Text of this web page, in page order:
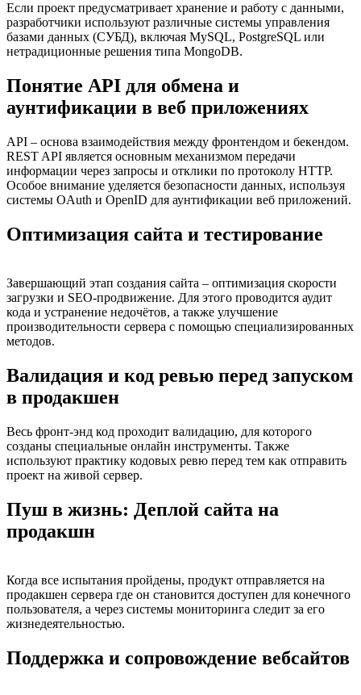
Если проект предусматривает хранение и работу с данными,
разработчики используют различные системы управления
базами данных (СУБД), включая MySQL, PostgreSQL или
нетрадиционные решения типа MongoDB.
Понятие API для обмена и
аунтификации в веб приложениях
API – основа взаимодействия между фронтендом и бекендом.
REST API является основным механизмом передачи
информации через запросы и отклики по протоколу HTTP.
Особое внимание уделяется безопасности данных, используя
системы OAuth и OpenID для аунтификации веб приложений.
Оптимизация сайта и тестирование
Завершающий этап создания сайта – оптимизация скорости
загрузки и SEO-продвижение. Для этого проводится аудит
кода и устранение недочётов, а также улучшение
производительности сервера с помощью специализированных
методов.
Валидация и код ревью перед запуском
в продакшен
Весь фронт-энд код проходит валидацию, для которого
созданы специальные онлайн инструменты. Также
используют практику кодовых ревю перед тем как отправить
проект на живой сервер.
Пуш в жизнь: Деплой сайта на
продакшн
Когда все испытания пройдены, продукт отправляется на
продакшен сервера где он становится доступен для конечного
пользователя, а через системы мониторинга следит за его
жизнедеятельностью.
Поддержка и сопровождение вебсайтов